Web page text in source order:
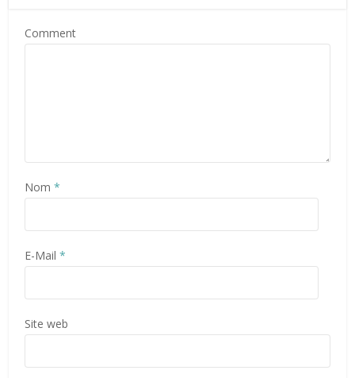
Comment
Nom*
E-Mail*
Site web